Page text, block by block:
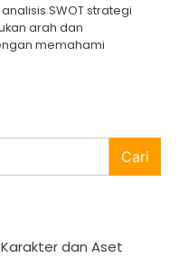
SWOT strategi
arah dan
memahami
Cari
dan Aset